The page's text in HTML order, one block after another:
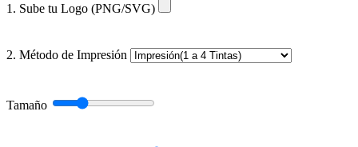
1. Sube tu Logo (PNG/SVG)
2. Método de Impresión
Tamaño